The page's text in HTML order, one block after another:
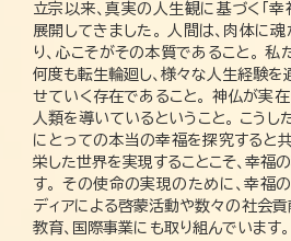
立宗以来、真実の人生観に基づく「幸
展開してきました。 人間は、肉体に
り、心こそがその本質であること。 私
何度も転生輪廻し、様々な人生経験を
せていく存在であること。 神仏が実在
人類を導いているということ。 こうし
にとっての本当の幸福を探究すると
栄した世界を実現することこそ、幸福
す。 その使命の実現のために、幸福
ディアによる啓蒙活動や数々の社会貢
教育、国際事業にも取り組んでいます